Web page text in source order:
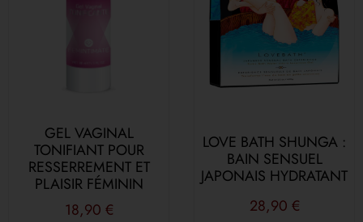
GEL VAGINAL
TONIFIANT POUR
RESSERREMENT ET
PLAISIR FÉMININ
18,90 €
LOVE BATH SHUNGA :
BAIN SENSUEL
JAPONAIS HYDRATANT
28,90 €